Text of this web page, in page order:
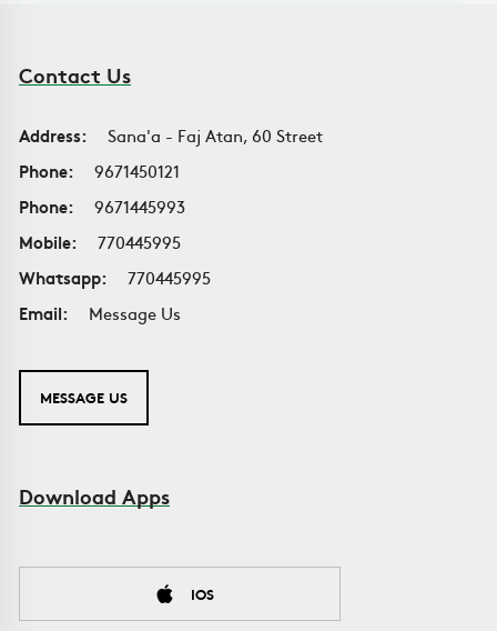
Contact Us
Address:
Sana'a - Faj Atan, 60 Street
Phone:
9671450121
Phone:
9671445993
Mobile:
770445995
Whatsapp:
770445995
Email:
Message Us
MESSAGE US
Download Apps
IOS